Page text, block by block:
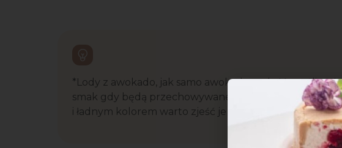
*Lody z awokado, jak samo awokado są dość wrażliwe
smak gdy będą przechowywane zbyt długo. Aby
i ładnym kolorem warto zjeść je w niedługim czasie